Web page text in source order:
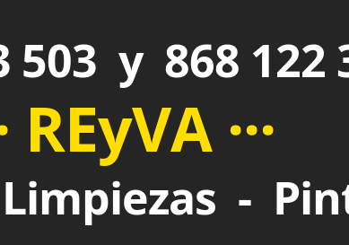
503 y 868 122
REyVA ···
-